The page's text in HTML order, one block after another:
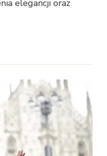
elegancji oraz